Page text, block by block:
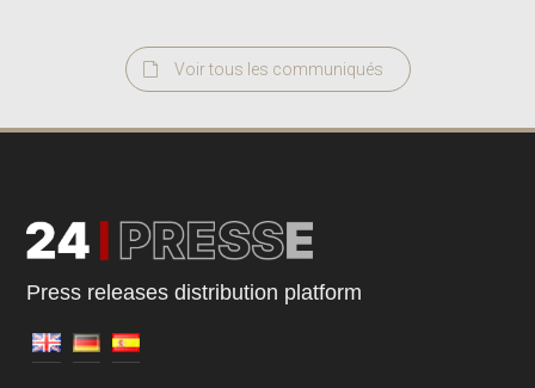
Voir tous les communiqués
Press releases distribution platform